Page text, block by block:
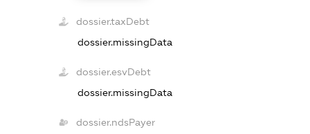
dossier.taxDebt
dossier.missingData
dossier.esvDebt
dossier.missingData
dossier.ndsPayer